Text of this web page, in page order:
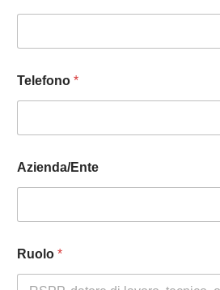
Telefono *
Azienda/Ente
Ruolo *